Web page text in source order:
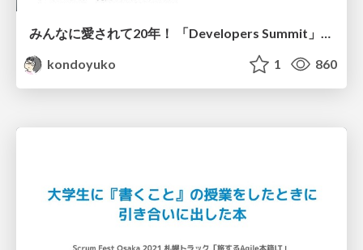
みんなに愛されて20年！ 「Developers Summit」オーガナイザーとしてやったこと、考えたこと #oso2022 / What I did and thought about as an organizer of Developers Summit
kondoyuko
1 860